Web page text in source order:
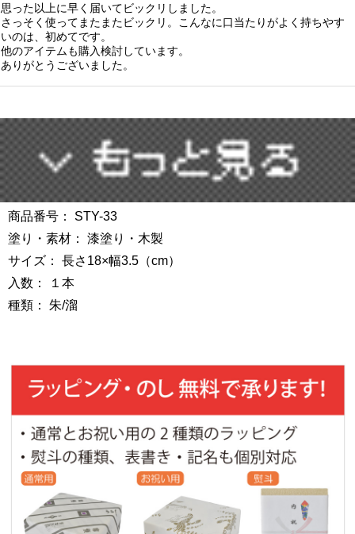
思った以上に早く届いてビックリしました。
さっそく使ってまたまたビックリ。こんなに口当たりがよく持ちやす
いのは、初めてです。
他のアイテムも購入検討しています。
ありがとうございました。
商品番号： STY-33
塗り・素材： 漆塗り・木製
サイズ： 長さ18×幅3.5（cm）
入数： １本
種類： 朱/溜